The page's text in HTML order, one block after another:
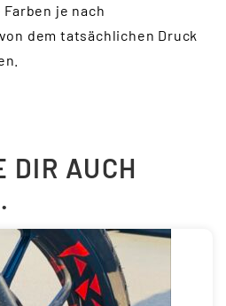
je nach
dem tatsächlichen Druck
DIR AUCH